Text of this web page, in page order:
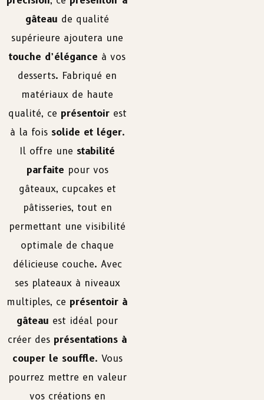
gâteau de qualité
supérieure ajoutera une
touche d’élégance à vos
desserts. Fabriqué en
matériaux de haute
qualité, ce présentoirest
à la fois solide et léger.
Il offre une stabilité
parfaite pour vos
gâteaux, cupcakes et
pâtisseries, tout en
permettant une visibilité
optimale de chaque
délicieuse couche. Avec
ses plateaux à niveaux
multiples, ce présentoir à
gâteau est idéal pour
créer des présentations à
couper le souffle. Vous
pourrez mettre en valeur
vos créations en